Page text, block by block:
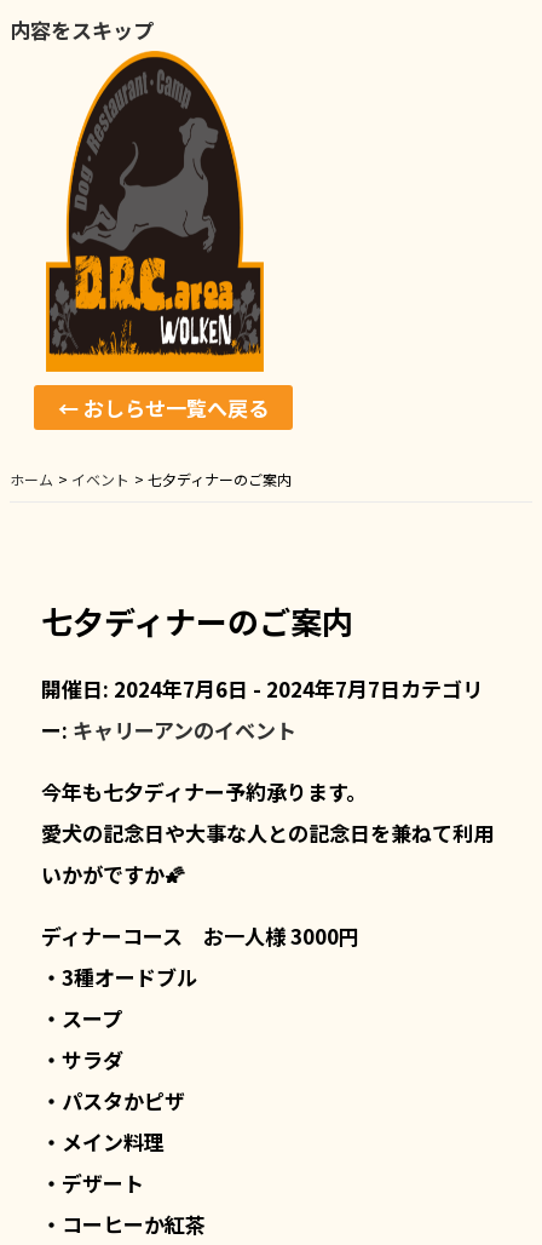
内容をスキップ
← おしらせ一覧へ戻る
ホーム イベント 七夕ディナーのご案内
七夕ディナーのご案内
開催日: 2024年7月6日 - 2024年7月7日カテゴリ
ー: キャリーアンのイベント
今年も七夕ディナー予約承ります。
愛犬の記念日や大事な人との記念日を兼ねて利用
いかがですか🌠
ディナーコース お一人様 3000円
・3種オードブル
・スープ
・サラダ
・パスタかピザ
・メイン料理
・デザート
・コーヒーか紅茶